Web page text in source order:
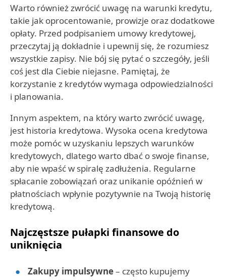
Warto również zwrócić uwagę na warunki kredytu,
takie jak oprocentowanie, prowizje oraz dodatkowe
opłaty. Przed podpisaniem umowy kredytowej,
przeczytaj ją dokładnie i upewnij się, że rozumiesz
wszystkie zapisy. Nie bój się pytać o szczegóły, jeśli
coś jest dla Ciebie niejasne. Pamiętaj, że
korzystanie z kredytów wymaga odpowiedzialności
i planowania.
Innym aspektem, na który warto zwrócić uwagę,
jest historia kredytowa. Wysoka ocena kredytowa
może pomóc w uzyskaniu lepszych warunków
kredytowych, dlatego warto dbać o swoje finanse,
aby nie wpaść w spiralę zadłużenia. Regularne
spłacanie zobowiązań oraz unikanie opóźnień w
płatnościach wpłynie pozytywnie na Twoją historię
kredytową.
Najczęstsze pułapki finansowe do
uniknięcia
Zakupy impulsywne– często kupujemy